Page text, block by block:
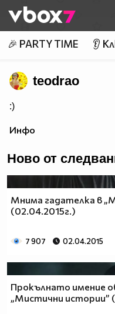
👾
🎉 PARTY TIME 👂
teodrao
:)
Инфо
Ново от
Мнима гадателка в
(02.04.2015г.)
7 907 02.04.2015
Прокълнато имение
„Мистични истории”